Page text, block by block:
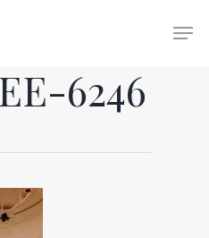
ESC to close6246